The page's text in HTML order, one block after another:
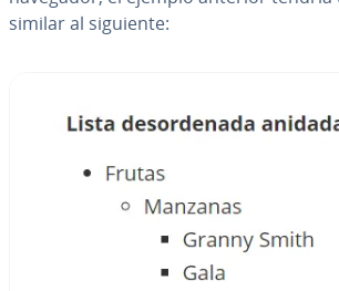
similar al siguiente: